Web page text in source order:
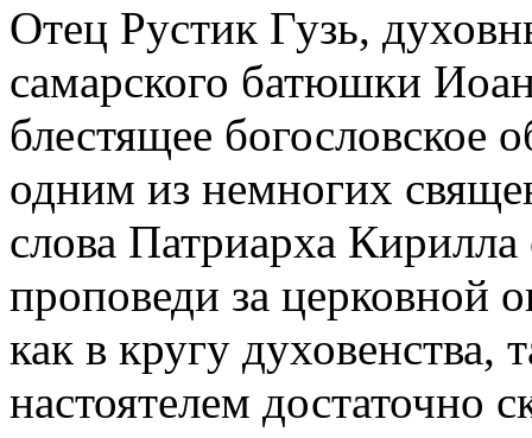
Отец Рустик Гузь,
самарского батюшки
блестящее богословское
одним из немногих
слова Патриарха
проповеди за церковной
как в кругу духовенства,
настоятелем достаточно